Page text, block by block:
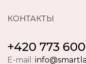
КОНТАКТЫ
+420 773
E-mail: